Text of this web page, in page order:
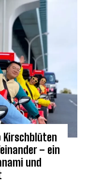
Kirschblüten
– ein
und